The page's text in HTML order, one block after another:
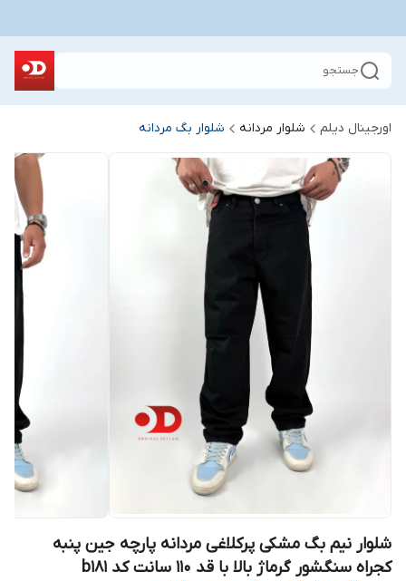
جستجو
اورجینال دیلم شلوار مردانه شلوار بگ مردانه
شلوار نیم بگ مشکی پرکلاغی مردانه پارچه جین پنبه
کجراه سنگشور گرماژ بالا با قد ۱۱۰ سانت کد b۱۸۱